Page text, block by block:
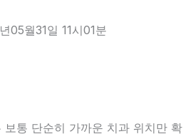
05월31일 11시01분
보통 단순히 가까운 치과 위치만 확